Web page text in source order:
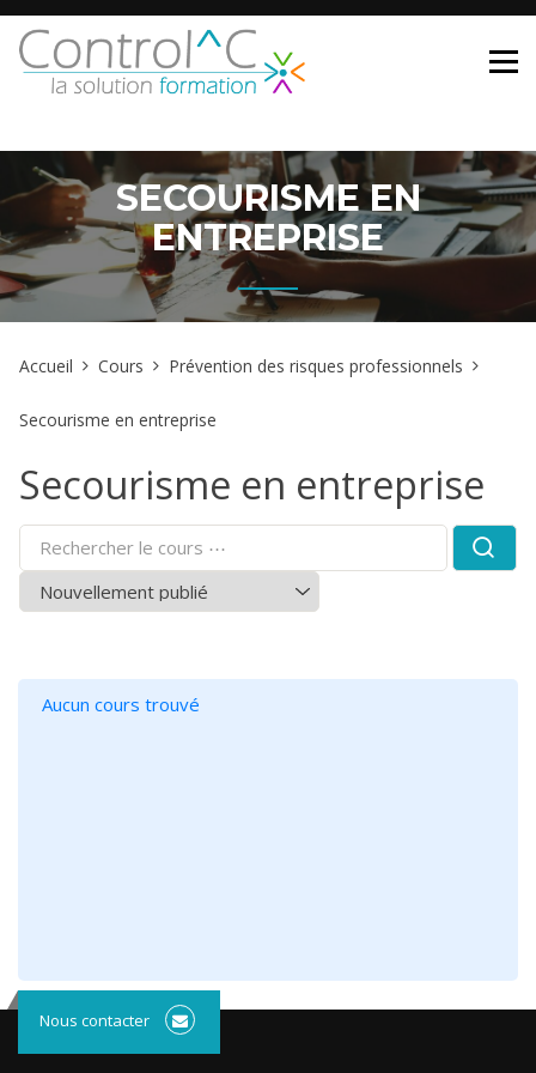
Skip
content
SECOURISME EN
ENTREPRISE
Accueil Cours Prévention des risques professionnels
Secourisme en entreprise
Secourisme en entreprise
Aucun cours trouvé
Nous contacter